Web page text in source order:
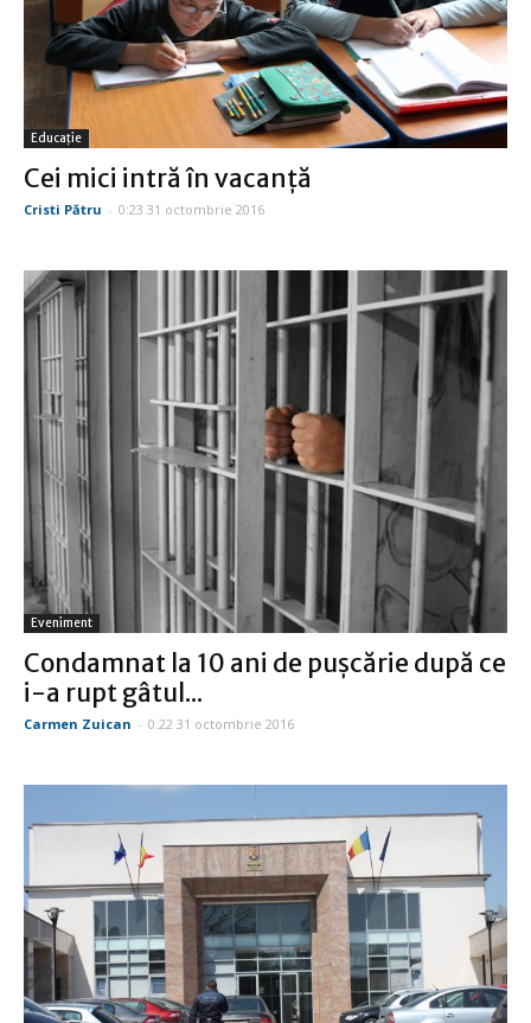
Educație
Cei mici intră în vacanţă
Cristi Pătru - 0:23 31 octombrie 2016
Eveniment
Condamnat la 10 ani de puşcărie după ce
i-a rupt gâtul...
Carmen Zuican - 0:22 31 octombrie 2016